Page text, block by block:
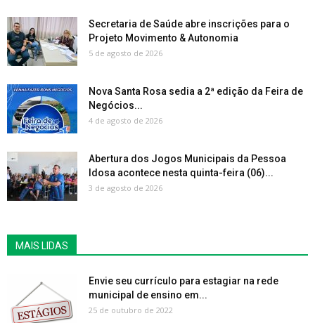
Secretaria de Saúde abre inscrições para o
Projeto Movimento & Autonomia
5 de agosto de 2026
Nova Santa Rosa sedia a 2ª edição da Feira de
Negócios...
4 de agosto de 2026
Abertura dos Jogos Municipais da Pessoa
Idosa acontece nesta quinta-feira (06)...
3 de agosto de 2026
MAIS LIDAS
Envie seu currículo para estagiar na rede
municipal de ensino em...
25 de outubro de 2022